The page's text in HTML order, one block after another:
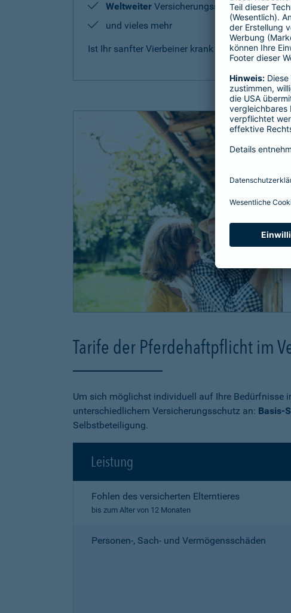
Weltweiter Versicherungsschutz
und vieles mehr
Ist Ihr sanfter Vierbeiner krank oder benötigt
Tarife der Pferdehaftpflicht im
Um sich möglichst individuell auf Ihre Bedürfnisse
unterschiedlichem Versicherungsschutz an: Basis-
Selbstbeteiligung.
Leistung
Fohlen des versicherten Elterntieres
bis zum Alter von 12 Monaten
Personen-, Sach- und Vermögensschäden